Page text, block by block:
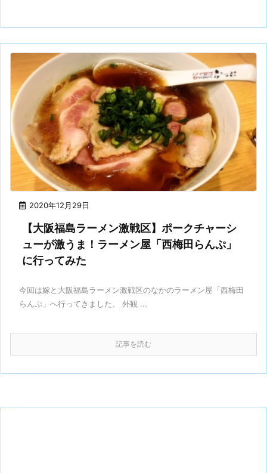
2020年12月29日
【大阪福島ラーメン激戦区】ポークチャーシ
ューが激うま！ラーメン屋「西梅田らんぷ」
に行ってみた
今回は嫁と大阪福島ラーメン激戦区のなかのラーメン屋「西梅田
らんぷ」へ行ってきました。 外観 ...
記事を読む